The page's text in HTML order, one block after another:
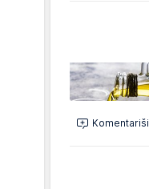
Komentariši